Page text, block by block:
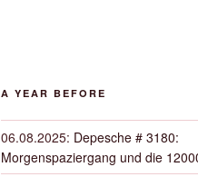
A YEAR BEFORE
06.08.2025: Depesche # 3180:
Morgenspaziergang und die